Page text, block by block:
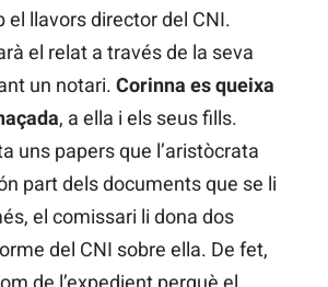
el llavors director del CNI.
el relat a través de la seva
un notari. Corinna es queixa
, a ella i els seus fills.
uns papers que l’aristòcrata
part dels documents que se li
el comissari li dona dos
del CNI sobre ella. De fet,
de l’expedient perquè el